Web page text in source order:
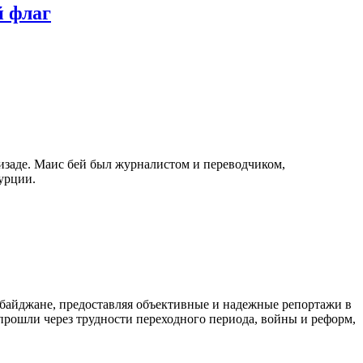
флаг
Маис бей был журналистом и переводчиком,
предоставляя объективные и надежные репортажи в
через трудности переходного периода, войны и реформ,